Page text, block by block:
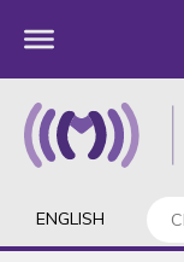
ENGLISH